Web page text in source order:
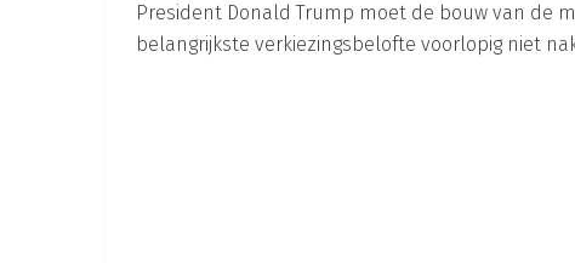
President Donald Trump moet de bouw van de
belangrijkste verkiezingsbelofte voorlopig niet